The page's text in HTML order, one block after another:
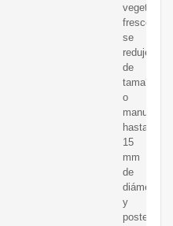
vegetal
fresco
se
redujeron
de
tama?
o
hasta
15
mm
de
diámetro
y